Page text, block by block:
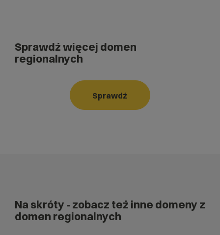
Sprawdź więcej domen
regionalnych
Sprawdź
Na skróty - zobacz też inne domeny z
domen regionalnych